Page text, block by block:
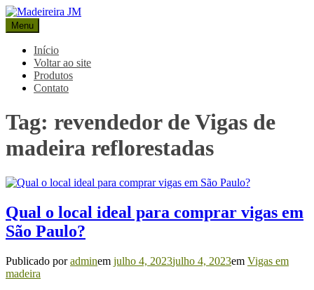
Pular
para
o
conteúdo
Madeireira JM
Blog Madeireira JM
Menu
Início
Voltar ao site
Produtos
Contato
Tag: revendedor de Vigas de
madeira reflorestadas
Qual o local ideal para comprar vigas em
São Paulo?
Publicado poradminem julho 4, 2023julho 4, 2023em Vigas em
madeira